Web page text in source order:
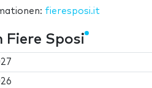
fieresposi.it
Fiere Sposi